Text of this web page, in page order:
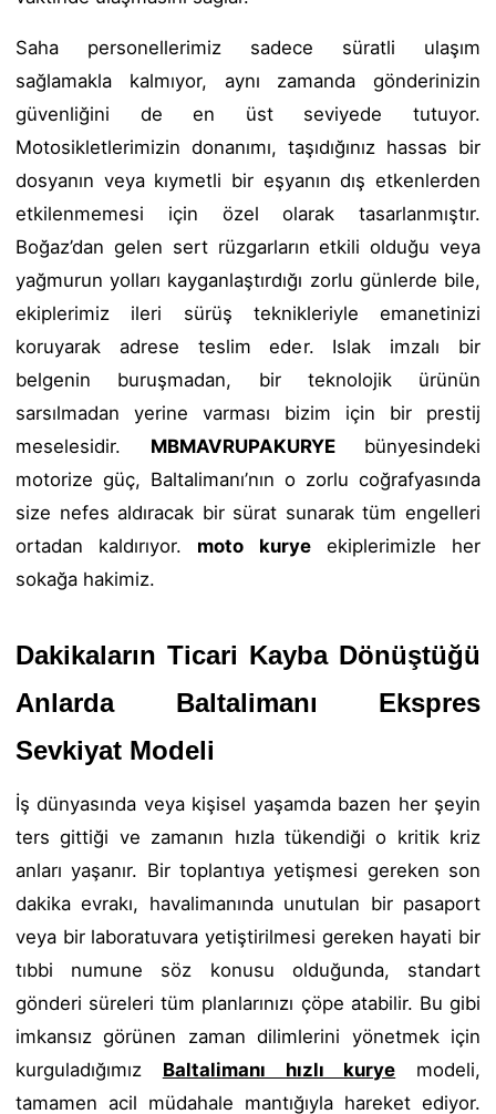
Saha personellerimiz sadece süratli ulaşım
sağlamakla kalmıyor, aynı zamanda gönderinizin
güvenliğini de en üst seviyede tutuyor.
Motosikletlerimizin donanımı, taşıdığınız hassas bir
dosyanın veya kıymetli bir eşyanın dış etkenlerden
etkilenmemesi için özel olarak tasarlanmıştır.
Boğaz’dan gelen sert rüzgarların etkili olduğu veya
yağmurun yolları kayganlaştırdığı zorlu günlerde bile,
ekiplerimiz ileri sürüş teknikleriyle emanetinizi
koruyarak adrese teslim eder. Islak imzalı bir
belgenin buruşmadan, bir teknolojik ürünün
sarsılmadan yerine varması bizim için bir prestij
meselesidir. MBMAVRUPAKURYEbünyesindeki
motorize güç, Baltalimanı’nın o zorlu coğrafyasında
size nefes aldıracak bir sürat sunarak tüm engelleri
ortadan kaldırıyor. moto kuryeekiplerimizle her
sokağa hakimiz.
Dakikaların Ticari Kayba Dönüştüğü
Anlarda Baltalimanı Ekspres
Sevkiyat Modeli
İş dünyasında veya kişisel yaşamda bazen her şeyin
ters gittiği ve zamanın hızla tükendiği o kritik kriz
anları yaşanır. Bir toplantıya yetişmesi gereken son
dakika evrakı, havalimanında unutulan bir pasaport
veya bir laboratuvara yetiştirilmesi gereken hayati bir
tıbbi numune söz konusu olduğunda, standart
gönderi süreleri tüm planlarınızı çöpe atabilir. Bu gibi
imkansız görünen zaman dilimlerini yönetmek için
kurguladığımız Baltalimanı hızlı kurye modeli,
tamamen acil müdahale mantığıyla hareket ediyor.